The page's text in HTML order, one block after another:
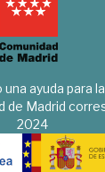
ayuda para
de Madrid
2024